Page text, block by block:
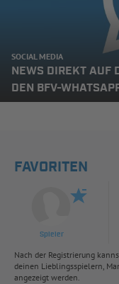
SOCIAL MEDIA
NEWS DIREKT AUF
DEN BFV-
FAVORITEN
Spieler
Nach der Registrierung
deinen Lieblingsspielern,
angezeigt werden.